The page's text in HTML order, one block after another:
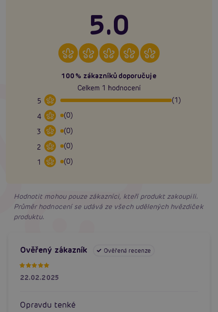
5.0
100% zákazníků doporučuje
Celkem 1 hodnocení
5
(1)
4
(0)
3
(0)
2
(0)
1
(0)
Hodnotit mohou pouze zákazníci, kteří produkt zakoupili.
Průměr hodnocení se udává ze všech udělených hvězdiček
produktu.
Ověřený zákazník Ověřená recenze
22.02.2025
Opravdu tenké